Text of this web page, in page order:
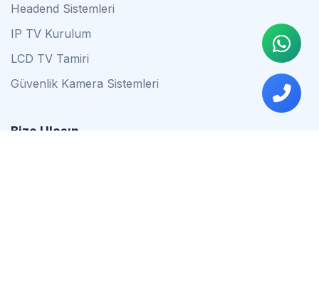
Headend Sistemleri
IP TV Kurulum
LCD TV Tamiri
Güvenlik Kamera Sistemleri
Bize Ulaşın